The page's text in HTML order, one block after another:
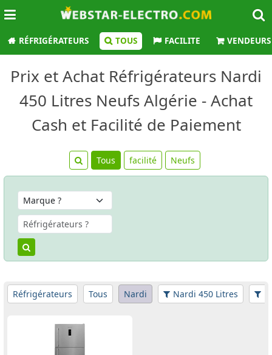
RÉFRIGÉRATEURS TOUS FACILITE VENDEURS
Prix et Achat Réfrigérateurs Nardi
450 Litres Neufs Algérie - Achat
Cash et Facilité de Paiement
Tous facilité Neufs
Réfrigérateurs Tous Nardi Nardi 450 Litres